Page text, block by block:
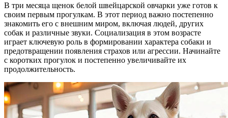
В три месяца щенок белой швейцарской овчарки уже готов к
своим первым прогулкам. В этот период важно постепенно
знакомить его с внешним миром, включая людей, других
собак и различные звуки. Социализация в этом возрасте
играет ключевую роль в формировании характера собаки и
предотвращении появления страхов или агрессии. Начинайте
с коротких прогулок и постепенно увеличивайте их
продолжительность.